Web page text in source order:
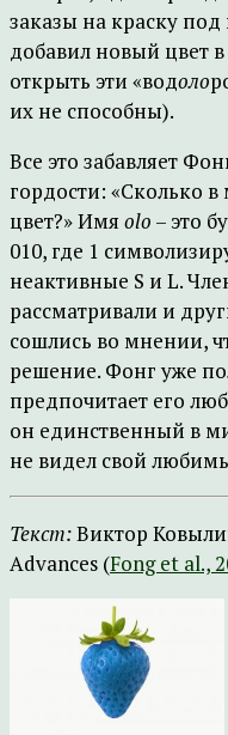
заказы на краску
добавил новый цвет в
открыть эти «водоло
их не способны).
Все это забавляет
гордости: «Сколько
цвет?» Имя olo – это
010, где 1
неактивные S и L.
рассматривали и
сошлись во мнении,
решение. Фонг уже
предпочитает его
он единственный в
не видел свой
Текст:Виктор
Advances (Fong et al.,